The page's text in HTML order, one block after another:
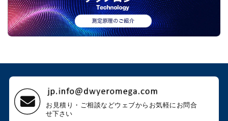
お見積り・ご相談などウェブから お気軽にお問合
せ下さい